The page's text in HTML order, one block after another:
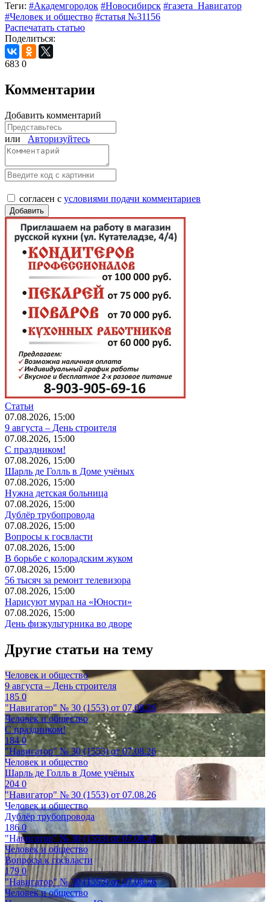
Теги: #Академгородок #Новосибирск #газета_Навигатор
#Человек и общество #статья №31156
Распечатать статью
Поделиться:
683 0
Комментарии
Добавить комментарий
или Авторизуйтесь
согласен с условиями подачи комментариев
Статьи
07.08.2026, 15:00
9 августа – День строителя
07.08.2026, 15:00
С праздником!
07.08.2026, 15:00
Шарль де Голль в Доме учёных
07.08.2026, 15:00
Нужна детская больница
07.08.2026, 15:00
Дублёр трубопровода
07.08.2026, 15:00
Вопросы к госвласти
07.08.2026, 15:00
В борьбе с колорадским жуком
07.08.2026, 15:00
56 тысяч за ремонт телевизора
07.08.2026, 15:00
Нарисуют мурал на «Юности»
07.08.2026, 15:00
День физкультурника во дворе
Другие статьи на тему
Человек и общество
9 августа – День строителя
1850
"Навигатор" № 30 (1553) от 07.08.26
Человек и общество
С праздником!
1840
"Навигатор" № 30 (1553) от 07.08.26
Человек и общество
Шарль де Голль в Доме учёных
204 0
"Навигатор" № 30 (1553) от 07.08.26
Человек и общество
Дублёр трубопровода
1860
"Навигатор" № 30 (1553) от 07.08.26
Человек и общество
Вопросы к госвласти
1790
"Навигатор" № 30 (1553) от 07.08.26
Человек и общество